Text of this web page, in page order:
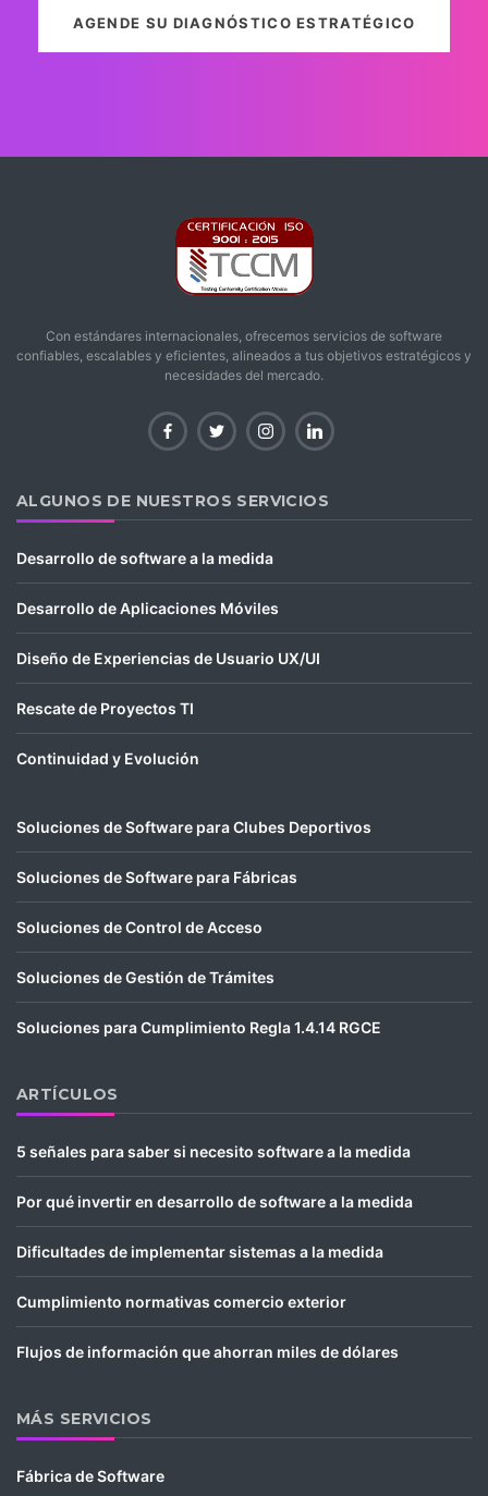
AGENDE SU DIAGNÓSTICO ESTRATÉGICO
Con estándares internacionales, ofrecemos servicios de software
confiables, escalables y eficientes, alineados a tus objetivos estratégicos y
necesidades del mercado.
ALGUNOS DE NUESTROS SERVICIOS
Desarrollo de software a la medida
Desarrollo de Aplicaciones Móviles
Diseño de Experiencias de Usuario UX/UI
Rescate de Proyectos TI
Continuidad y Evolución
Soluciones de Software para Clubes Deportivos
Soluciones de Software para Fábricas
Soluciones de Control de Acceso
Soluciones de Gestión de Trámites
Soluciones para Cumplimiento Regla 1.4.14 RGCE
ARTÍCULOS
5 señales para saber si necesito software a la medida
Por qué invertir en desarrollo de software a la medida
Dificultades de implementar sistemas a la medida
Cumplimiento normativas comercio exterior
Flujos de información que ahorran miles de dólares
MÁS SERVICIOS
Fábrica de Software